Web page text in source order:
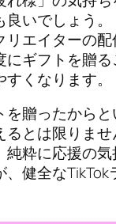
いでしょう。
リエイターの
にギフトを贈
くなります。
を贈ったから
とは限りませ
純粋に応援の気
、健全なTikTok